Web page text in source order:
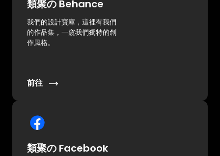
類聚の Behance
我們的設計寶庫，這裡有我們
的作品集，一窺我們獨特的創
作風格。
前往
類聚の Facebook